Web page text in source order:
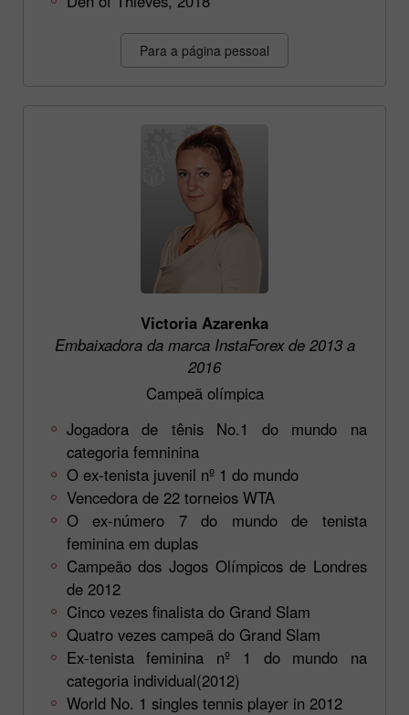
Para a página pessoal
Victoria Azarenka
Embaixadora da marca InstaForex de 2013 a
2016
Campeã olímpica
Jogadora de tênis No.1 do mundo na
categoria femninina
O ex-tenista juvenil nº 1 do mundo
Vencedora de 22 torneios WTA
O ex-número 7 do mundo de tenista
feminina em duplas
Campeão dos Jogos Olímpicos de Londres
de 2012
Cinco vezes finalista do Grand Slam
Quatro vezes campeã do Grand Slam
Ex-tenista feminina nº 1 do mundo na
categoria individual(2012)
World No. 1 singles tennis player in 2012